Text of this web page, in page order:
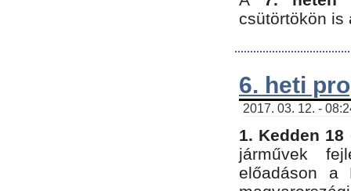
csütörtökön is
6. heti
2017. 03. 12. -
1. Kedden 18
járművek
előadáson a